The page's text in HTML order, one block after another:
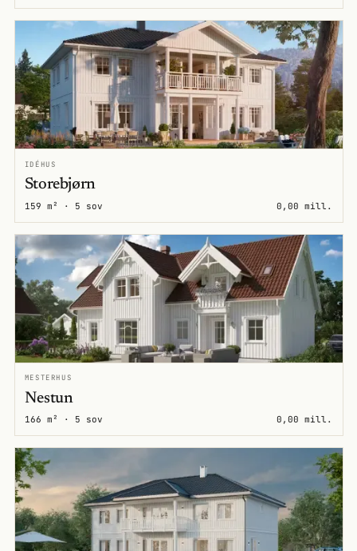
IDÉHUS
Storebjørn
159 m² · 5 sov 0,00 mill.
MESTERHUS
Nestun
166 m² · 5 sov 0,00 mill.